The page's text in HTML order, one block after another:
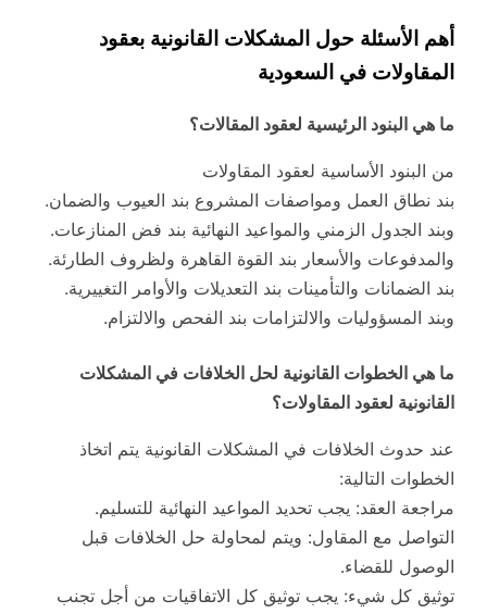
أهم الأسئلة حول المشكلات القانونية بعقود
المقاولات في السعودية
ما هي البنود الرئيسية لعقود المقالات؟
من البنود الأساسية لعقود المقاولات
بند نطاق العمل ومواصفات المشروع بند العيوب والضمان.
وبند الجدول الزمني والمواعيد النهائية بند فض المنازعات.
والمدفوعات والأسعار بند القوة القاهرة ولظروف الطارئة.
بند الضمانات والتأمينات بند التعديلات والأوامر التغييرية.
وبند المسؤوليات والالتزامات بند الفحص والالتزام.
ما هي الخطوات القانونية لحل الخلافات في المشكلات
القانونية لعقود المقاولات؟
عند حدوث الخلافات في المشكلات القانونية يتم اتخاذ
الخطوات التالية:
مراجعة العقد: يجب تحديد المواعيد النهائية للتسليم.
التواصل مع المقاول: ويتم لمحاولة حل الخلافات قبل
الوصول للقضاء.
توثيق كل شيء: يجب توثيق كل الاتفاقيات من أجل تجنب